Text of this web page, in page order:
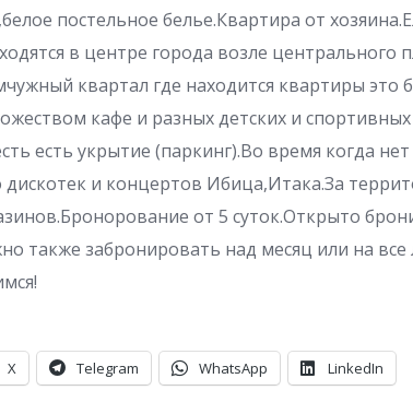
постельное белье.Квартира от
в центре города возле центрального
квартал где находится квартиры это
кафе и разных детских и
есть укрытие (паркинг).Во время когда
и концертов Ибица,Итака.За
от 5 суток.Открыто
также забронировать над месяц или на все
X Telegram WhatsApp LinkedIn